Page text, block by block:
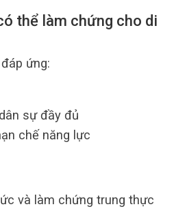
thể làm chứng cho di
ứng:
sự đầy đủ
chế năng lực
và làm chứng trung thực